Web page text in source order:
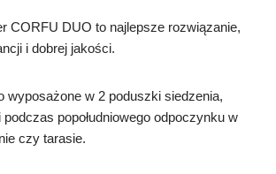
CORFU DUO to najlepsze rozwiązanie,
i dobrej jakości.
wyposażone w 2 poduszki siedzenia,
podczas popołudniowego odpoczynku w
czy tarasie.